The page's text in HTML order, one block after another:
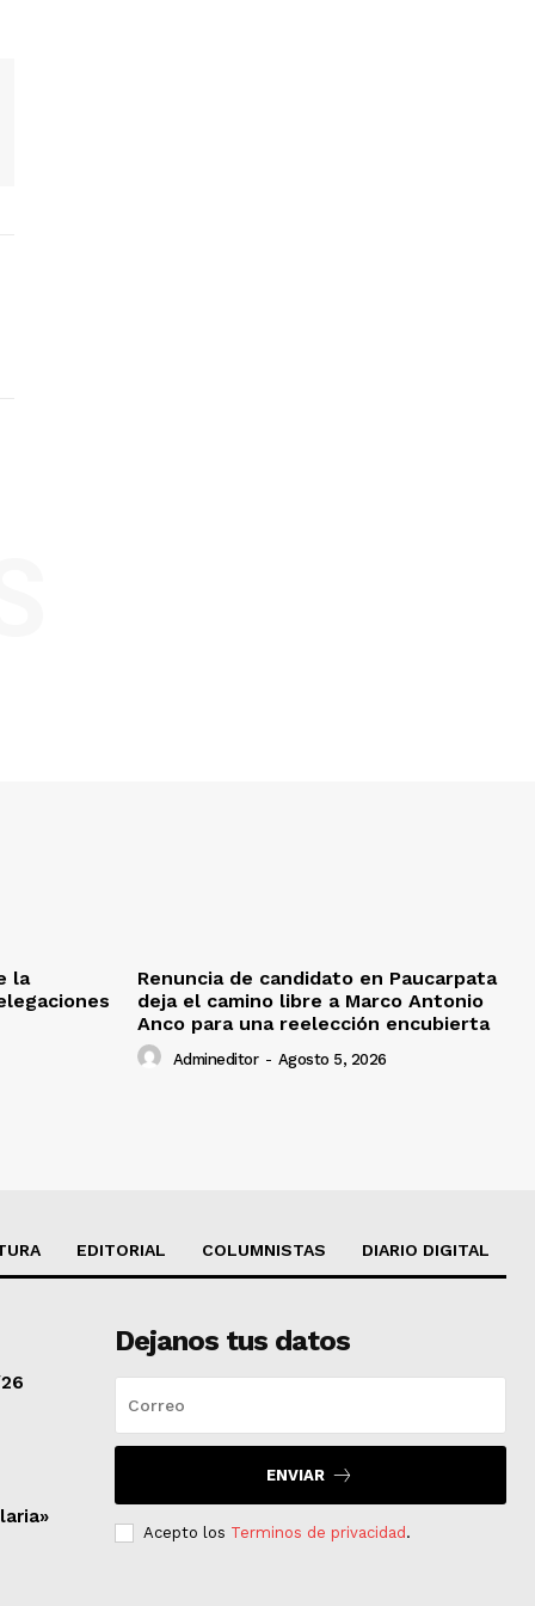
la
Renuncia de candidato en Paucarpata
deja el camino libre a Marco Antonio
Anco para una reelección encubierta
Admineditor - Agosto 5, 2026
EDITORIAL COLUMNISTAS DIARIO DIGITAL
Dejanos tus datos
ENVIAR
Acepto los Terminos de privacidad .